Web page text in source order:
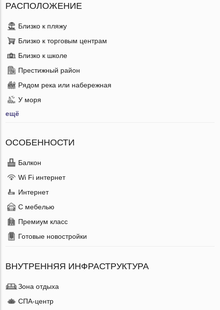
РАСПОЛОЖЕНИЕ
Близко к пляжу
Близко к торговым центрам
Близко к школе
Престижный район
Рядом река или набережная
У моря
ещё
ОСОБЕННОСТИ
Балкон
Wi Fi интернет
Интернет
С мебелью
Премиум класс
Готовые новостройки
ВНУТРЕННЯЯ ИНФРАСТРУКТУРА
Зона отдыха
СПА-центр